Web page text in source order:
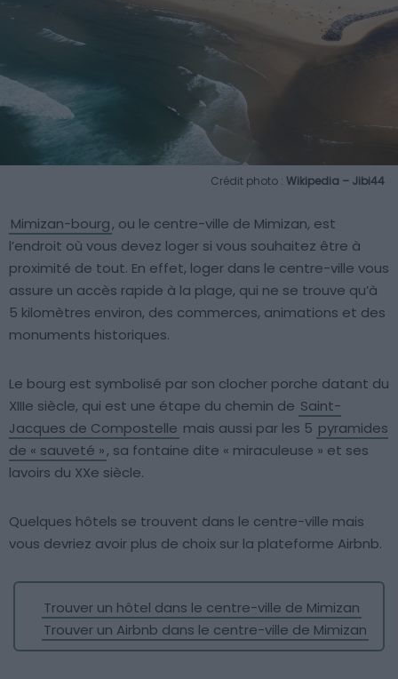
Crédit photo : Wikipedia – Jibi44
Mimizan-bourg, ou le centre-ville de Mimizan, est
l’endroit où vous devez loger si vous souhaitez être à
proximité de tout. En effet, loger dans le centre-ville vous
assure un accès rapide à la plage, qui ne se trouve qu’à
5 kilomètres environ, des commerces, animations et des
monuments historiques.
Le bourg est symbolisé par son clocher porche datant du
XIIIe siècle, qui est une étape du chemin de Saint-
Jacques de Compostelle mais aussi par les 5 pyramides
de « sauveté », sa fontaine dite « miraculeuse » et ses
lavoirs du XXe siècle.
Quelques hôtels se trouvent dans le centre-ville mais
vous devriez avoir plus de choix sur la plateforme Airbnb.
Trouver un hôtel dans le centre-ville de Mimizan
Trouver un Airbnb dans le centre-ville de Mimizan